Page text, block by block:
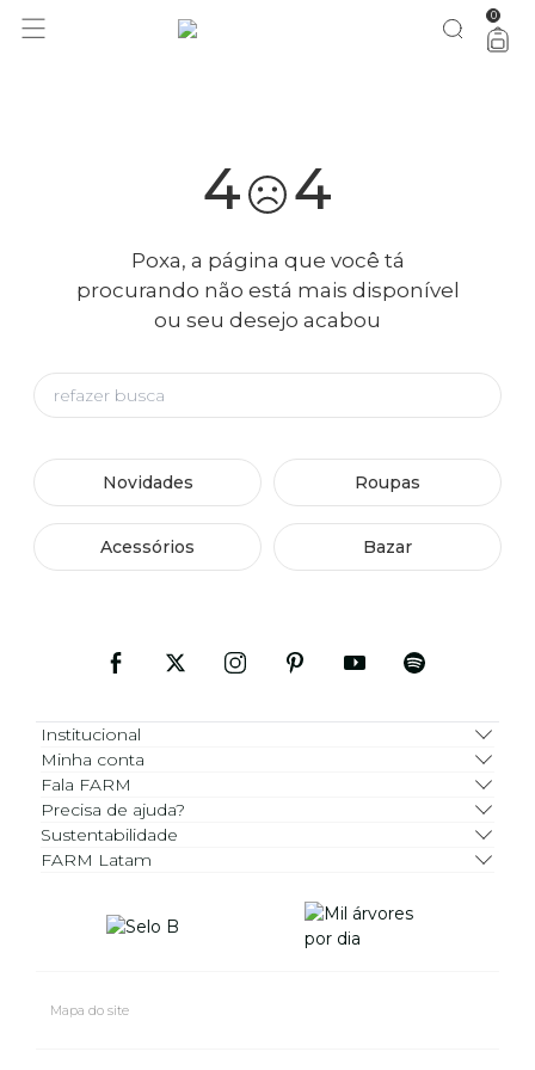
você merece 30% OFF pra comemorar com a gente aproveita! 0
4 4
Poxa, a página que você tá
procurando não está mais disponível
ou seu desejo acabou
Novidades Roupas
Acessórios Bazar
Institucional
Minha conta
Fala FARM
Precisa de ajuda?
Sustentabilidade
FARM Latam
Mapa do site